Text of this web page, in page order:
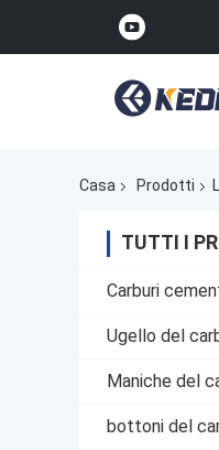
Casa Prodotti
TUTTI I
Carburi
Ugello del
Maniche del
bottoni del